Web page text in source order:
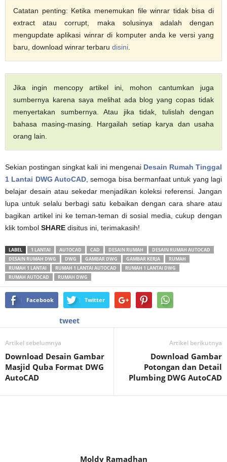
Catatan penting: Ketika menemukan file winrar tidak bisa di
extract atau corrupt, maka solusinya adalah dengan
mengupdate aplikasi winrar di komputer anda ke versi yang
baru, download winrar terbaru disini
Jika ingin mencopy artikel ini, mohon cantumkan juga
sumbernya karena saya melihat ada blog yang copas tidak
menyertakan sumbernya. Atau jika tidak, tulislah dengan
bahasa masing-masing. Hargailah setiap karya dan usaha
orang lain.
Sekian postingan singkat kali ini mengenaiDesain Rumah Tinggal
1 Lantai DWG AutoCAD , semoga bisa bermanfaat untuk yang lagi
belajar desain atau sekedar menjadikan koleksi referensi. Jangan
lupa untuk selalu berbagi satu kebaikan dengan cara share atau
bagikan artikel ini ke teman-teman di sosial media, cukup dengan
klik tombol SHARE disitus ini, terimakasih!
LABEL 1 LANTAI AUTOCAD CAD DESAIN RUMAH
DESAIN RUMAH AUTOCAD
DESAIN RUMAH DWG
DWG GAMBAR DWG GAMBAR KERJA
RUMAH
RUMAH 1 LANTAI
RUMAH 1 LANTAI AUTOCAD
RUMAH 1 LANTAI DWG
RUMAH AUTOCAD
RUMAH DWG
Facebook Twitter
tweet
Artikel sebelumnya
Download Desain Gambar
Masjid Quba Format DWG
AutoCAD
Artikel berikutnya
Download Gambar
Potongan dan Detail
Plumbing DWG AutoCAD
Moldy Ramadhan